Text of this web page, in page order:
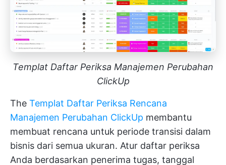
Templat Daftar Periksa Manajemen Perubahan
ClickUp
The Templat Daftar Periksa Rencana
Manajemen Perubahan ClickUp membantu
membuat rencana untuk periode transisi dalam
bisnis dari semua ukuran. Atur daftar periksa
Anda berdasarkan penerima tugas, tanggal